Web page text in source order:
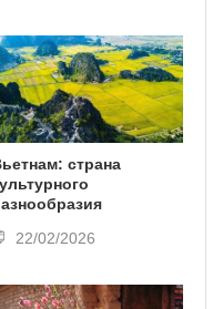
страна
22/02/2026